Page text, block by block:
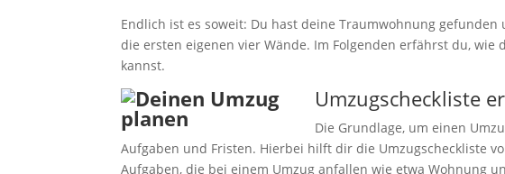
Endlich ist es soweit: Du hast deine Traumwohnung
die ersten eigenen vier Wände. Im Folgenden erfährst du,
kannst.
Umzugscheckliste
Die Grundlage, um einen
Aufgaben und Fristen. Hierbei hilft dir die Umzugscheckliste
Aufgaben, die bei einem Umzug anfallen wie etwa Wohnung